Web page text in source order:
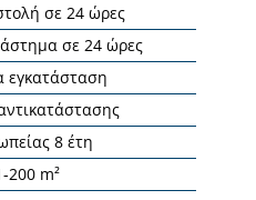
σε 24 ώρες
σε 24 ώρες
εγκατάσταση
8 έτη
m²